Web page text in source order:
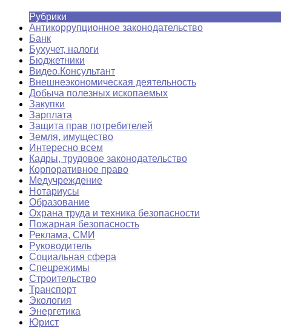
Рубрики
Антикоррупционное законодательство
Банк
Бухучет, налоги
Бюджетники
Видео.Консультант
Внешнеэкономическая деятельность
Добыча полезных ископаемых
Закупки
Зарплата
Защита прав потребителей
Земля, имущество
Интересно всем
Кадры, трудовое законодательство
Корпоративное право
Медучреждение
Нотариусы
Образование
Охрана труда и техника безопасности
Пожарная безопасность
Реклама, СМИ
Руководитель
Социальная сфера
Спецрежимы
Строительство
Транспорт
Экология
Энергетика
Юрист